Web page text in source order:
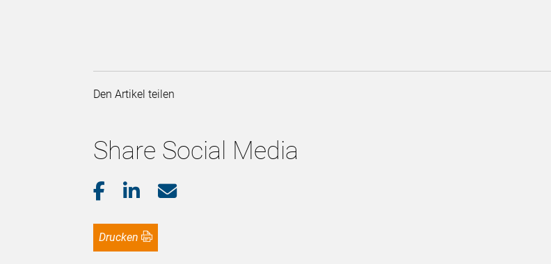
Den Artikel teilen
Share Social Media
Drucken